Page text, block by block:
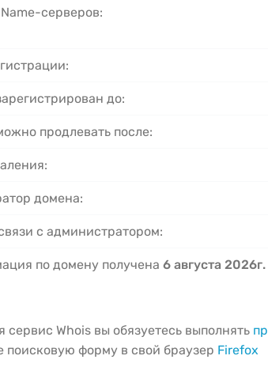
серверов:
до:
продлевать после:
домена:
с администратором:
по домену получена 6 августа
сервис Whois вы обязуетесь выполнять
поисковую форму в свой браузер Firefox